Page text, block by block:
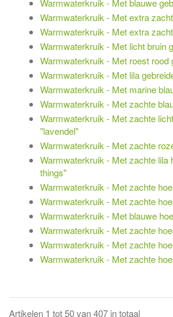
Warmwaterkruik - Met blauwe
Warmwaterkruik - Met extra
Warmwaterkruik - Met extra
Warmwaterkruik - Met licht bruin
Warmwaterkruik - Met roest rood
Warmwaterkruik - Met lila
Warmwaterkruik - Met marine
Warmwaterkruik - Met zachte
Warmwaterkruik - Met zachte
"lavendel"
Warmwaterkruik - Met zachte
Warmwaterkruik - Met zachte lila
things"
Warmwaterkruik - Met zachte
Warmwaterkruik - Met zachte
Warmwaterkruik - Met blauwe
Warmwaterkruik - Met zachte
Warmwaterkruik - Met zachte
Warmwaterkruik - Met zachte
Artikelen 1 tot 50 van 407 in totaal